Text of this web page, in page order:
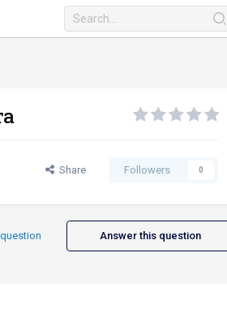
Share Followers 0
Answer this question